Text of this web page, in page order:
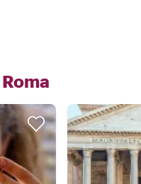
Roma